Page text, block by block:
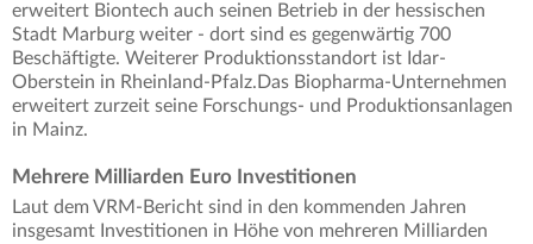
erweitert Biontech auch seinen Betrieb in der hessischen
Stadt Marburg weiter - dort sind es gegenwärtig 700
Beschäftigte. Weiterer Produktionsstandort ist Idar-
Oberstein in Rheinland-Pfalz.Das Biopharma-Unternehmen
erweitert zurzeit seine Forschungs- und Produktionsanlagen
in Mainz.
Mehrere Milliarden Euro Investitionen
Laut dem VRM-Bericht sind in den kommenden Jahren
insgesamt Investitionen in Höhe von mehreren Milliarden